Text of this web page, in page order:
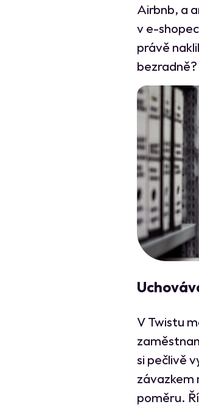
Airbnb, a
v e-
právě
V Twistu
si pečlivě
závazkem
poměru.